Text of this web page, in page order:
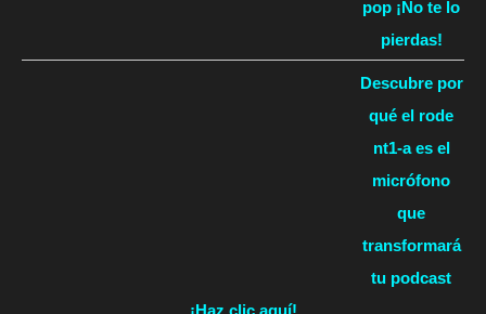
pop ¡No te lo
pierdas!
Descubre por
qué el rode
nt1-a es el
micrófono
que
transformará
tu podcast